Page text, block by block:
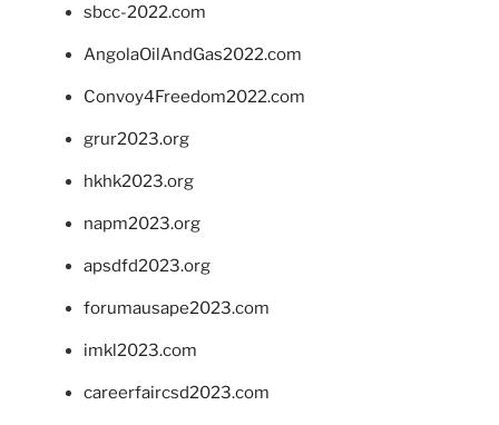
sbcc-2022.com
AngolaOilAndGas2022.com
Convoy4Freedom2022.com
grur2023.org
hkhk2023.org
napm2023.org
apsdfd2023.org
forumausape2023.com
imkl2023.com
careerfaircsd2023.com